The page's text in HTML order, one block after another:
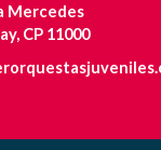
Mercedes
CP 11000